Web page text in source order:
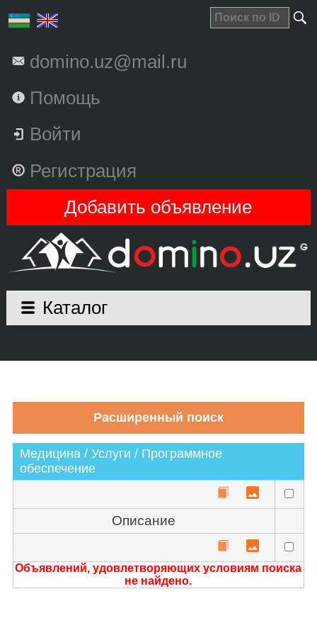
domino.uz@mail.ru
Помощь
Войти
Регистрация
Добавить объявление
Каталог
Медицина / Услуги / Программное
обеспечение
Описание
Объявлений, удовлетворяющих условиям поиска
не найдено.